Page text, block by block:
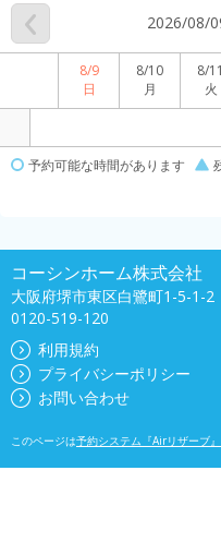
2026/08/
8/9
日
8/10
月
8/11
火
予約可能な時間があります
コーシンホーム株式会社
大阪府堺市東区白鷺町1-5-1-2
0120-519-120
利用規約
プライバシーポリシー
お問い合わせ
このページは予約システム『Airリザーブ』